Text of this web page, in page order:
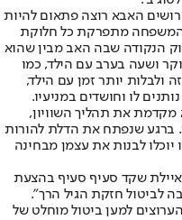
האבא רוצה פתאום להיות
מתפרקת כל חלוקת
הנקודה שבה האב מבין שהוא
ושעה בערב עם הילד, כמו
יותר זמן עם הילד,
לו וחושדים במניעיו.
מקדמת את תהליך השוויון,
ברגע שנפתח את הדלת להורות
יוכלו לבנות את עצמן מבחינה
שקד סעיף סעיף בהצעת
לביטול חזקת הגיל הרך".
למען ביטול מוחלט של